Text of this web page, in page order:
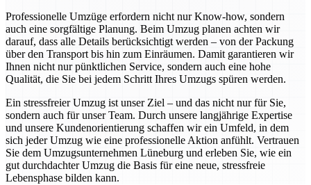
Professionelle Umzüge erfordern nicht nur Know-how, sondern
auch eine sorgfältige Planung. Beim Umzug planen achten wir
darauf, dass alle Details berücksichtigt werden – von der Packung
über den Transport bis hin zum Einräumen. Damit garantieren wir
Ihnen nicht nur pünktlichen Service, sondern auch eine hohe
Qualität, die Sie bei jedem Schritt Ihres Umzugs spüren werden.
Ein stressfreier Umzug ist unser Ziel – und das nicht nur für Sie,
sondern auch für unser Team. Durch unsere langjährige Expertise
und unsere Kundenorientierung schaffen wir ein Umfeld, in dem
sich jeder Umzug wie eine professionelle Aktion anfühlt. Vertrauen
Sie dem Umzugsunternehmen Lüneburg und erleben Sie, wie ein
gut durchdachter Umzug die Basis für eine neue, stressfreie
Lebensphase bilden kann.